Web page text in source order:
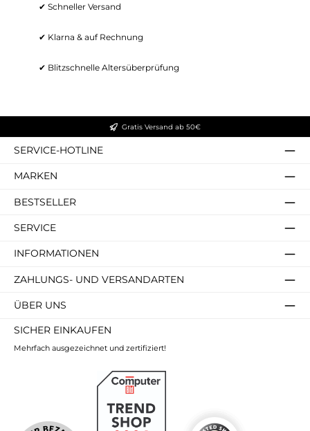
✔ Schneller Versand
✔ Klarna & auf Rechnung
✔ Blitzschnelle Altersüberprüfung
Gratis Versand ab 50€
SERVICE-HOTLINE
MARKEN
BESTSELLER
SERVICE
INFORMATIONEN
ZAHLUNGS- UND VERSANDARTEN
ÜBER UNS
SICHER EINKAUFEN
Mehrfach ausgezeichnet und zertifiziert!